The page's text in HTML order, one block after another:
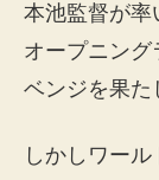
本池監督が率
オープニング
ベンジを果た
しかしワー